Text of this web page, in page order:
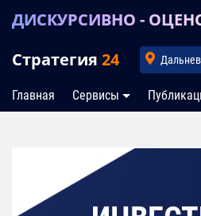
ДИСКУРСИВНО -
Стратегия 24
Главная Сервисы